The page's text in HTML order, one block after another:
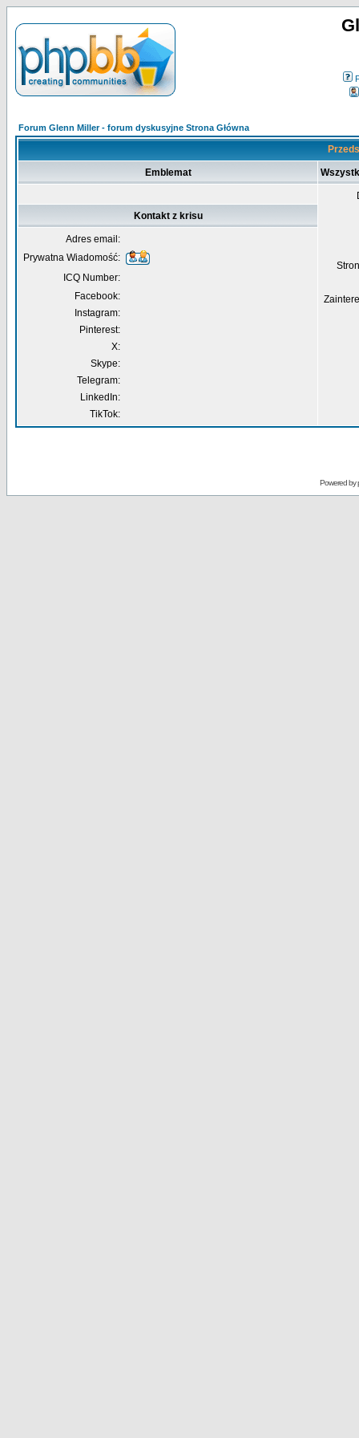
Forum Glenn Miller - forum dyskusyjne Strona Główna
Emblemat
Kontakt z krisu
Adres email:
Prywatna Wiadomość:
ICQ Number:
Facebook:
Instagram:
Pinterest:
X:
Skype:
Telegram:
LinkedIn:
TikTok:
Powered by